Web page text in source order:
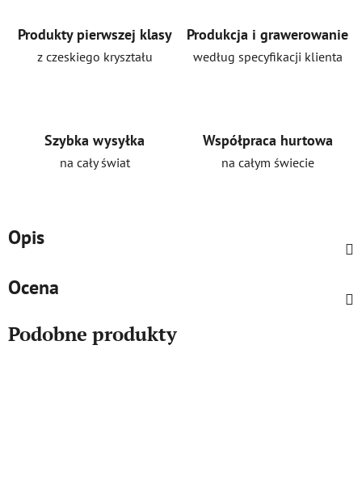
Produkty pierwszej klasy
z czeskiego kryształu
Produkcja i grawerowanie
według specyfikacji klienta
Szybka wysyłka
na cały świat
Współpraca hurtowa
na całym świecie
Opis
Ocena
Podobne produkty